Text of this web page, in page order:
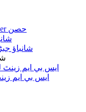
Shanbao مخروط Crusher حصن
شانباؤ
ايس بي ايم
ايس بي ايم